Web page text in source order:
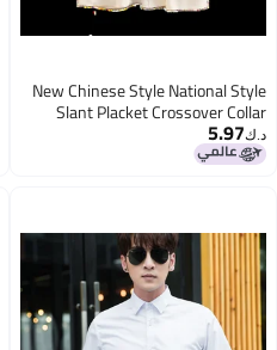
New Chinese Style National Style
Slant Placket Crossover Collar
Embroidered Aircraft Sleeve Short-
Sleeved Modified Hanfu Shirt
د.ك‏5.97